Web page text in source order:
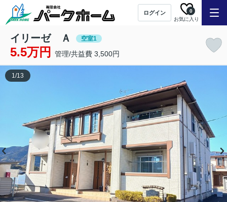
ログイン
お気に入り
0
イリーゼ Ａ 空室1
5.5万円 管理/共益費 3,500円
1/13